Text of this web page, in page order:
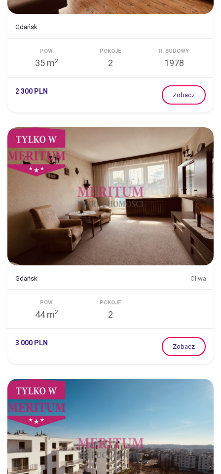
Gdańsk
POW.
35 m2
POKOJE
2
R. BUDOWY
1978
2 300 PLN Zobacz
Gdańsk Oliwa
POW.
44 m2
POKOJE
2
3 000 PLN Zobacz